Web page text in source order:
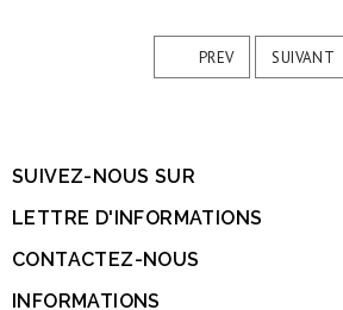
PREV SUIVANT
SUIVEZ-NOUS SUR
LETTRE D'INFORMATIONS
CONTACTEZ-NOUS
INFORMATIONS